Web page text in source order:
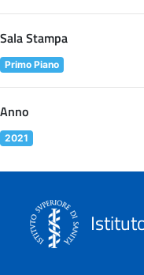
Sala Stampa
Primo Piano
Anno
2021